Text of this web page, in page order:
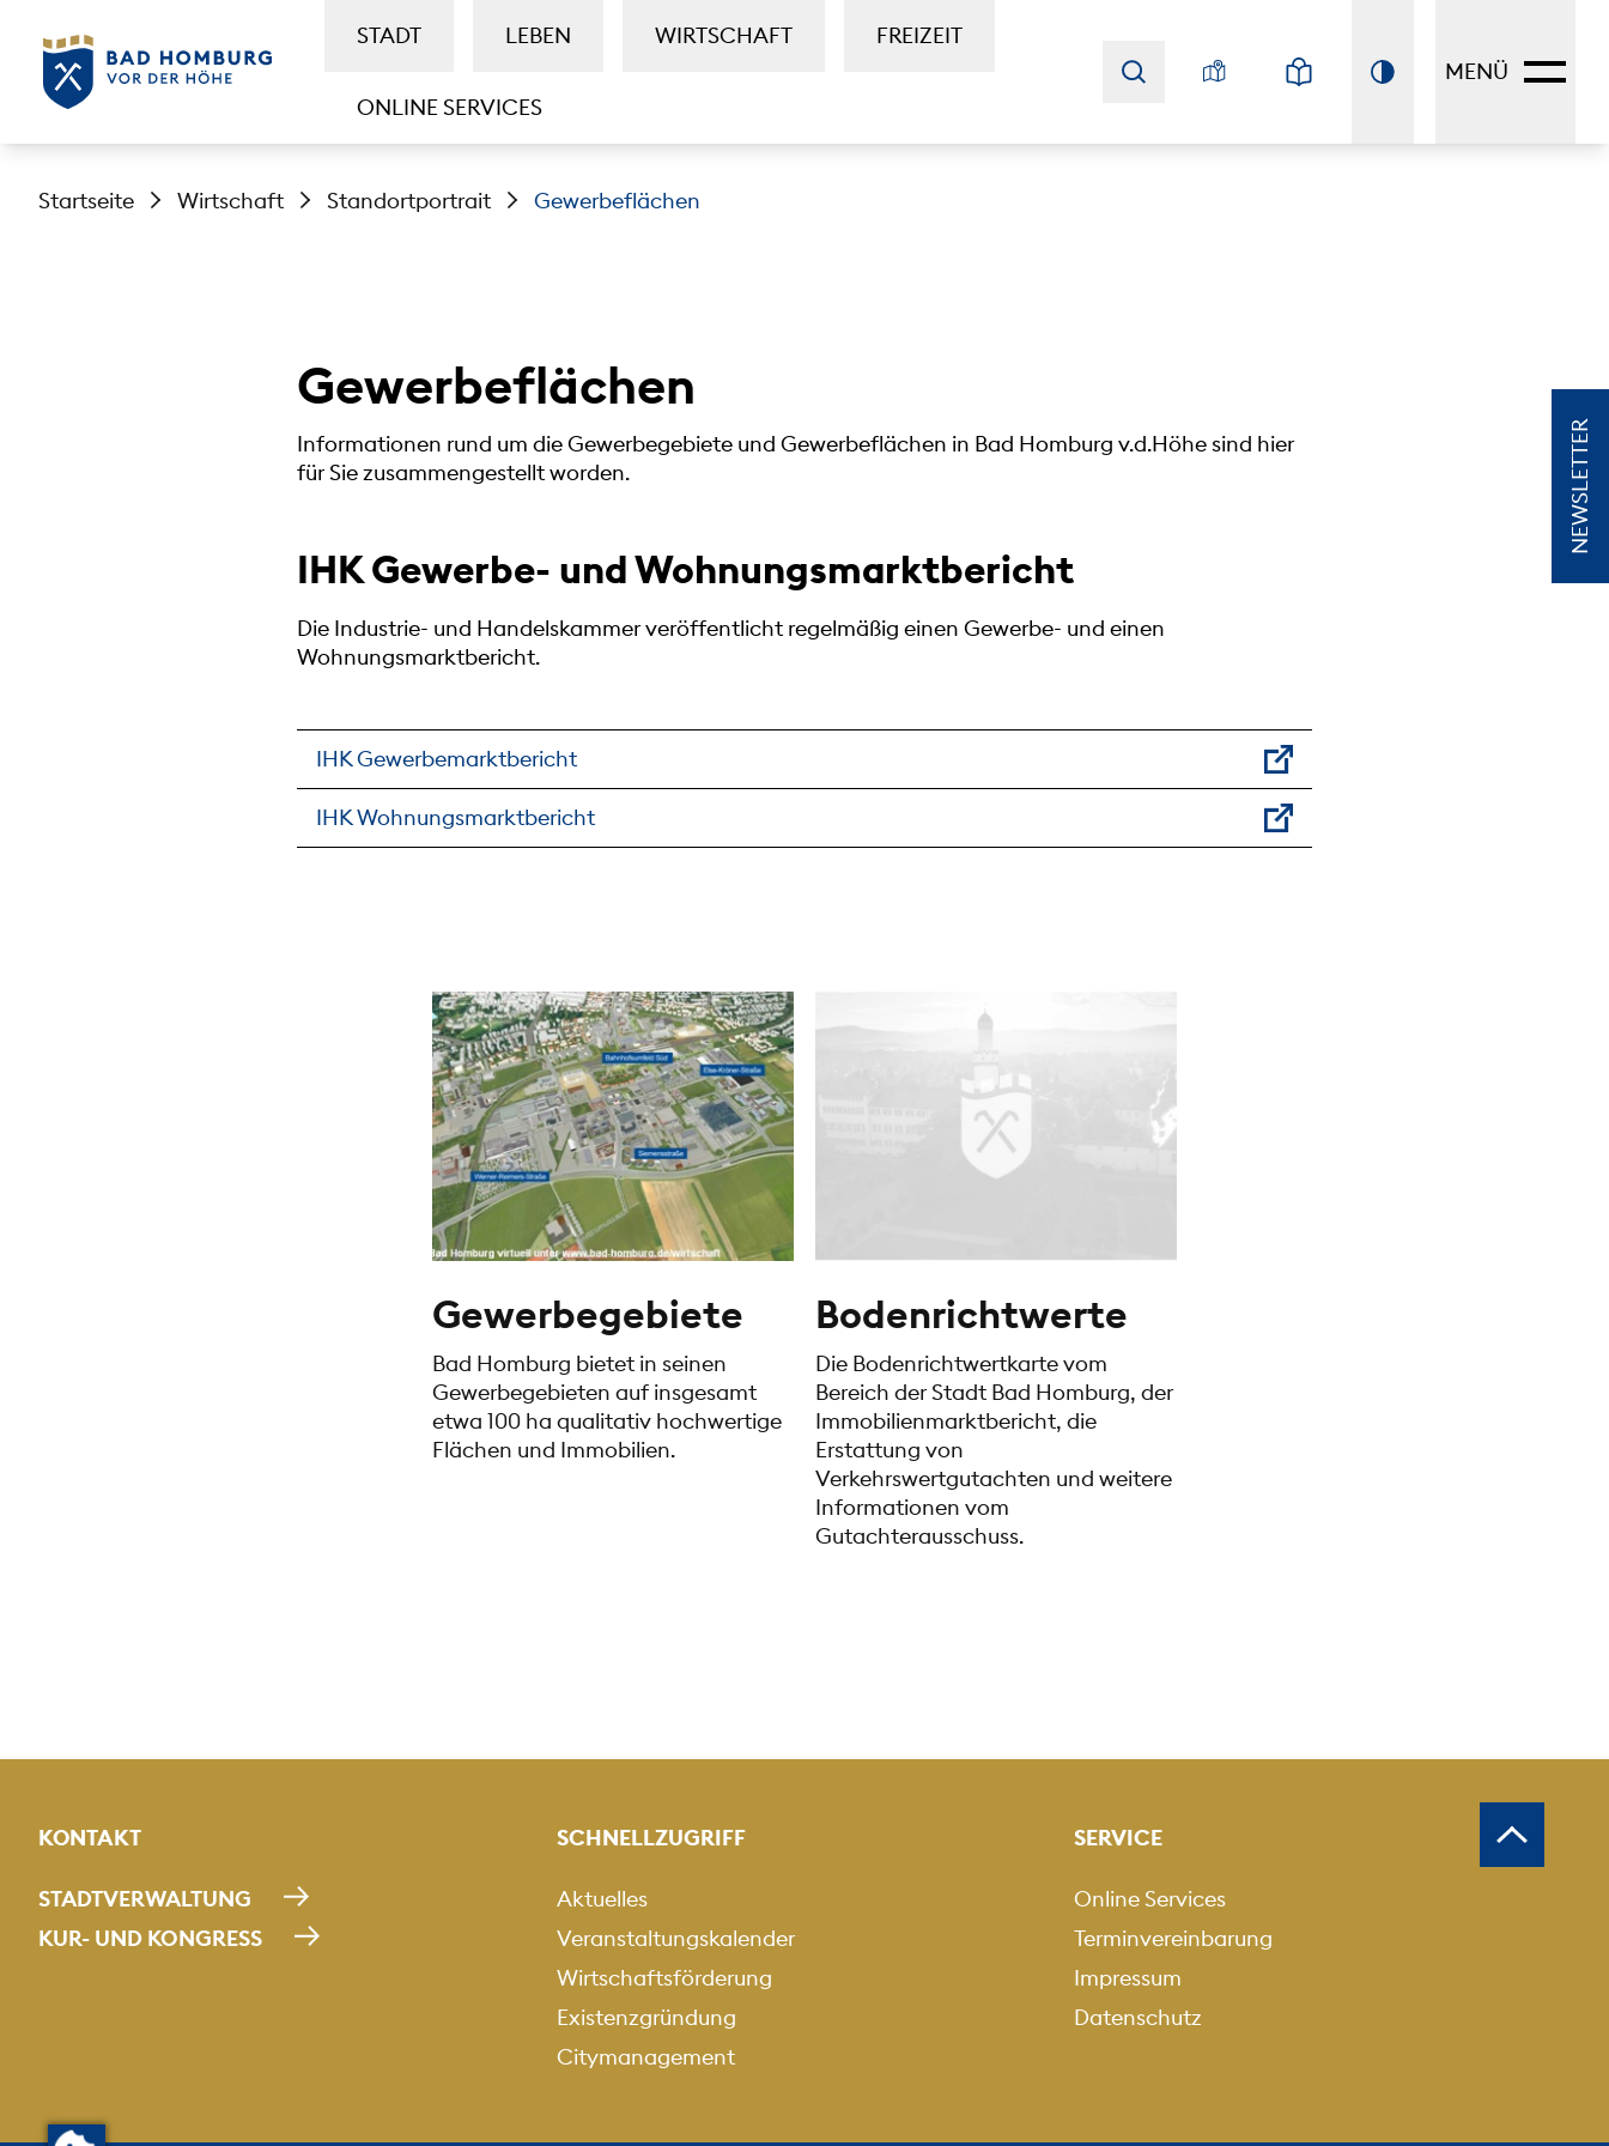
STADT LEBEN WIRTSCHAFT FREIZEIT
ONLINE SERVICES
MENÜ
Startseite Wirtschaft Standortportrait Gewerbeflächen
NEWSLETTER
Gewerbeflächen
Informationen rund um die Gewerbegebiete und Gewerbeflächen in Bad Homburg v.d.Höhe sind hier
für Sie zusammengestellt worden.
IHK Gewerbe- und Wohnungsmarktbericht
Die Industrie- und Handelskammer veröffentlicht regelmäßig einen Gewerbe- und einen
Wohnungsmarktbericht.
IHK Gewerbemarktbericht
IHK Wohnungsmarktbericht
Gewerbegebiete
Bad Homburg bietet in seinen
Gewerbegebieten auf insgesamt
etwa 100 ha qualitativ hochwertige
Flächen und Immobilien.
Bodenrichtwerte
Die Bodenrichtwertkarte vom
Bereich der Stadt Bad Homburg, der
Immobilienmarktbericht, die
Erstattung von
Verkehrswertgutachten und weitere
Informationen vom
Gutachterausschuss.
KONTAKT
STADTVERWALTUNG
KUR- UND KONGRESS
SCHNELLZUGRIFF
Aktuelles
Veranstaltungskalender
Wirtschaftsförderung
Existenzgründung
Citymanagement
SERVICE
Online Services
Terminvereinbarung
Impressum
Datenschutz